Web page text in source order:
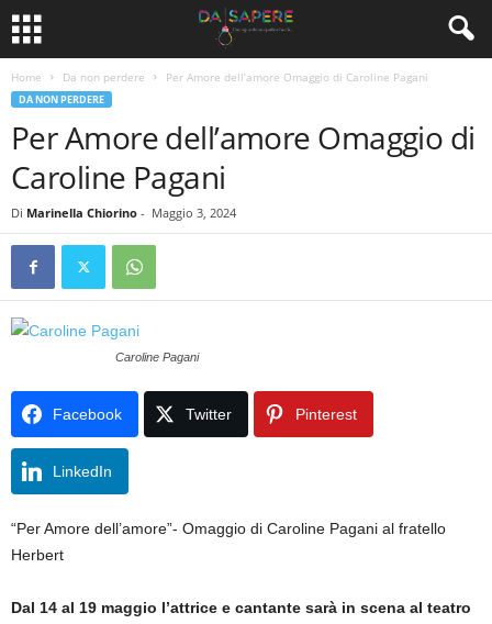
Home Da non perdere Per Amore dell’amore Omaggio di Caroline Pagani
DA NON PERDERE
Per Amore dell’amore Omaggio di
Caroline Pagani
Di Marinella Chiorino - Maggio 3, 2024
Caroline Pagani
Facebook Twitter Pinterest
LinkedIn
“Per Amore dell’amore”- Omaggio di Caroline Pagani al fratello
Herbert
Dal 14 al 19 maggio l’attrice e cantante sarà in scena al teatro